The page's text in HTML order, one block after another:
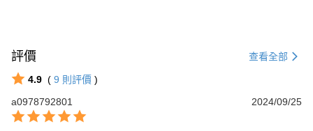
評價 查看全部
4.9 ( 9 則評價 )
a0978792801
2024/09/25